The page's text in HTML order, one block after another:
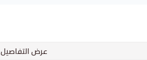
عرض التفاصيل